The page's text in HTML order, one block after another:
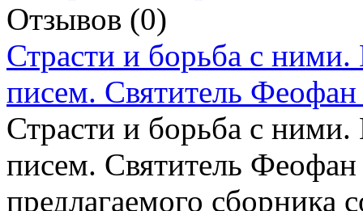
Отзывов (0)
Страсти и борьба с
писем. Святитель Феофан
Страсти и борьба с
писем. Святитель
предлагаемого сборника